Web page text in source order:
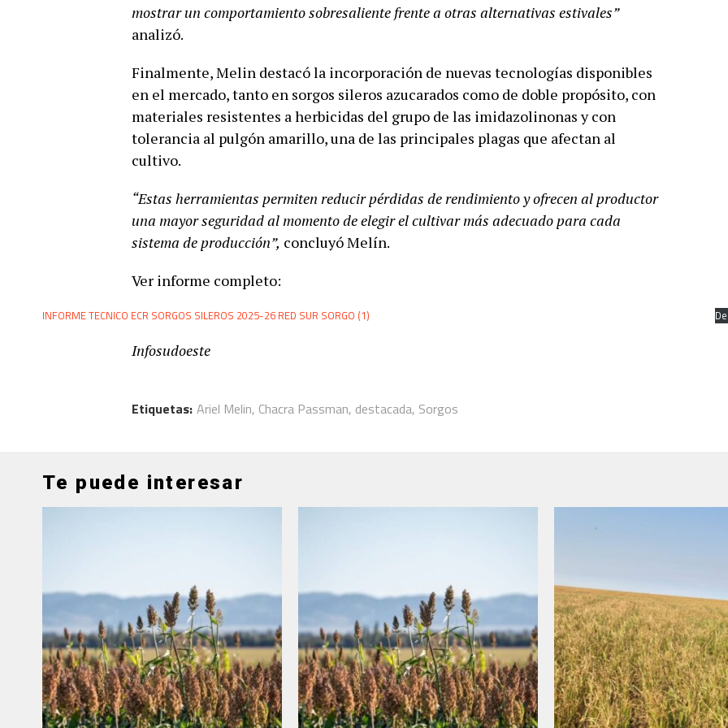
mostrar un comportamiento sobresaliente frente a otras alternativas estivales”
analizó.
Finalmente, Melin destacó la incorporación de nuevas tecnologías disponibles
en el mercado, tanto en sorgos sileros azucarados como de doble propósito, con
materiales resistentes a herbicidas del grupo de las imidazolinonas y con
tolerancia al pulgón amarillo, una de las principales plagas que afectan al
cultivo.
“Estas herramientas permiten reducir pérdidas de rendimiento y ofrecen al productor
una mayor seguridad al momento de elegir el cultivar más adecuado para cada
sistema de producción”, concluyó Melín.
Ver informe completo:
INFORME TECNICO ECR SORGOS SILEROS 2025-26 RED SUR SORGO (1)
Infosudoeste
Etiquetas: Ariel Melin, Chacra Passman, destacada, Sorgos
Te puede interesar